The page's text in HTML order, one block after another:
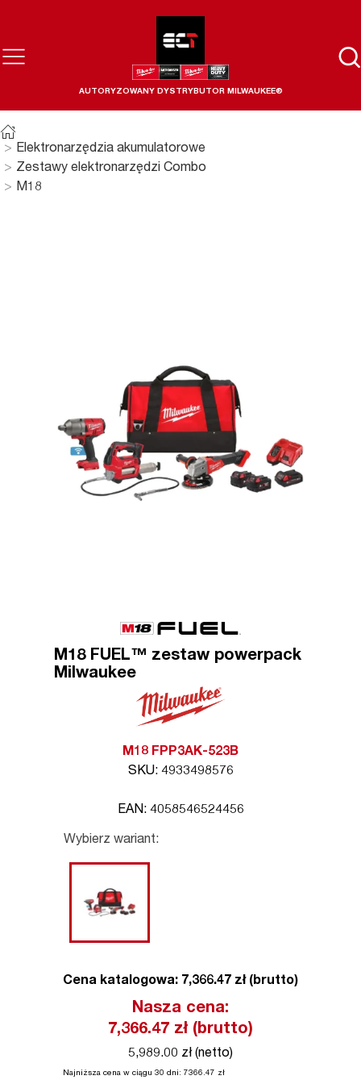
AUTORYZOWANY DYSTRYBUTOR MILWAUKEE®
Elektronarzędzia akumulatorowe
Zestawy elektronarzędzi Combo
M18
M18 FUEL™ zestaw powerpack
Milwaukee
M18 FPP3AK-523B
SKU: 4933498576
EAN: 4058546524456
Wybierz wariant:
Cena katalogowa: 7,366.47 zł (brutto)
Nasza cena:
7,366.47 zł (brutto)
5,989.00 zł (netto)
Najniższa cena w ciągu 30 dni: 7366.47 zł